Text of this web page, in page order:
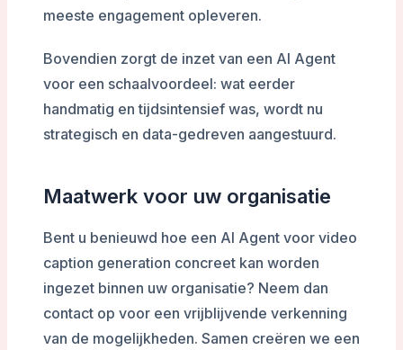
meeste engagement opleveren.
Bovendien zorgt de inzet van een AI Agent
voor een schaalvoordeel: wat eerder
handmatig en tijdsintensief was, wordt nu
strategisch en data-gedreven aangestuurd.
Maatwerk voor uw organisatie
Bent u benieuwd hoe een AI Agent voor video
caption generation concreet kan worden
ingezet binnen uw organisatie? Neem dan
contact op voor een vrijblijvende verkenning
van de mogelijkheden. Samen creëren we een